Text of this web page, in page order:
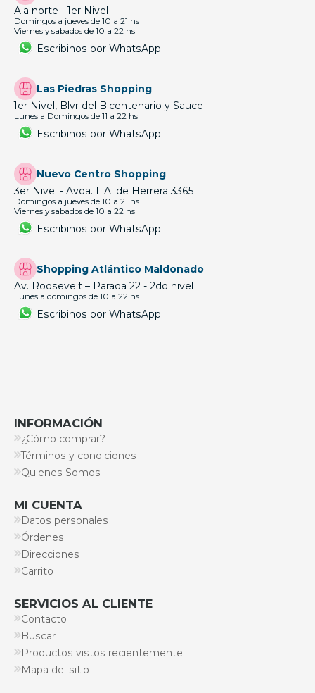
Ala norte - 1er Nivel
Domingos a jueves de 10 a 21 hs
Viernes y sabados de 10 a 22 hs
Escribinos por WhatsApp
Las Piedras Shopping
1er Nivel, Blvr del Bicentenario y Sauce
Lunes a Domingos de 11 a 22 hs
Escribinos por WhatsApp
Nuevo Centro Shopping
3er Nivel - Avda. L.A. de Herrera 3365
Domingos a jueves de 10 a 21 hs
Viernes y sabados de 10 a 22 hs
Escribinos por WhatsApp
Shopping Atlántico Maldonado
Av. Roosevelt – Parada 22 - 2do nivel
Lunes a domingos de 10 a 22 hs
Escribinos por WhatsApp
INFORMACIÓN
¿Cómo comprar?
Términos y condiciones
Quienes Somos
MI CUENTA
Datos personales
Órdenes
Direcciones
Carrito
SERVICIOS AL CLIENTE
Contacto
Buscar
Productos vistos recientemente
Mapa del sitio